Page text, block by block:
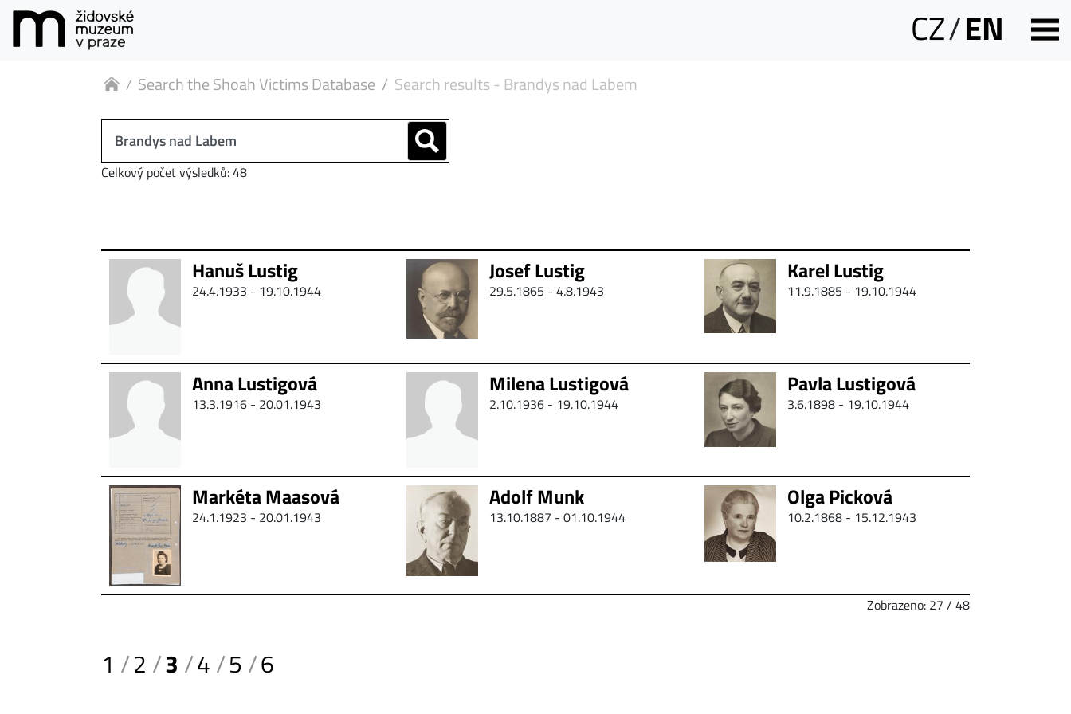
CZ/EN
Search the Shoah Victims Database Search results - Brandys nad Labem
Celkový počet výsledků: 48
Hanuš Lustig
24.4.1933 - 19.10.1944
Josef Lustig
29.5.1865 -4.8.1943
Karel Lustig
11.9.1885 - 19.10.1944
Anna Lustigová
13.3.1916 - 20.01.1943
Milena Lustigová
2.10.1936 - 19.10.1944
Pavla Lustigová
3.6.1898 - 19.10.1944
Markéta Maasová
24.1.1923 - 20.01.1943
Adolf Munk
13.10.1887 - 01.10.1944
Olga Picková
10.2.1868 - 15.12.1943
Zobrazeno: 27 / 48
1 2 3 4 5 6